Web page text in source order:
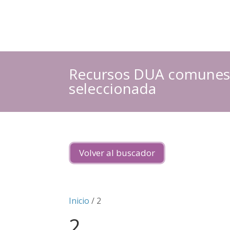
Recursos DUA
seleccionada
Volver al buscador
Inicio / 2